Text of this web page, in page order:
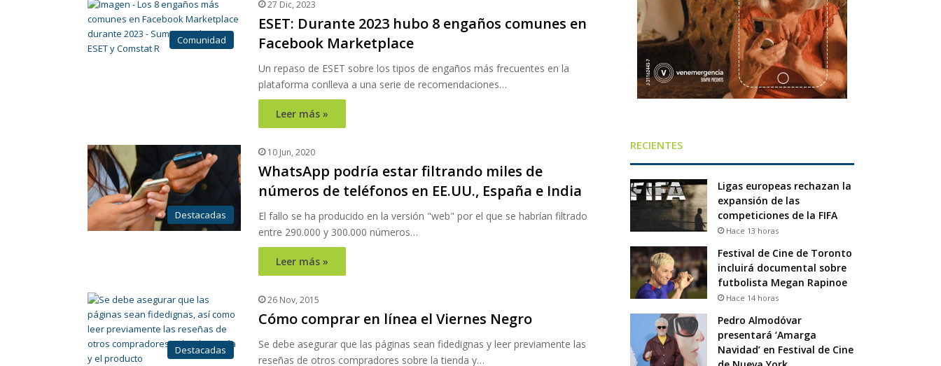
Comunidad
27 Dic, 2023
ESET: Durante 2023 hubo 8 engaños comunes en
Facebook Marketplace
Un repaso de ESET sobre los tipos de engaños más frecuentes en la
plataforma conlleva a una serie de recomendaciones…
Leer más »
Destacadas
10 Jun, 2020
WhatsApp podría estar filtrando miles de
números de teléfonos en EE.UU., España e India
El fallo se ha producido en la versión "web" por el que se habrían filtrado
entre 290.000 y 300.000 números…
Leer más »
Destacadas
26 Nov, 2015
Cómo comprar en línea el Viernes Negro
Se debe asegurar que las páginas sean fidedignas y leer previamente las
reseñas de otros compradores sobre la tienda y…
RECIENTES
Ligas europeas rechazan la
expansión de las
competiciones de la FIFA
Hace 13 horas
Festival de Cine de Toronto
incluirá documental sobre
futbolista Megan Rapinoe
Hace 14 horas
Pedro Almodóvar
presentará ‘Amarga
Navidad’ en Festival de Cine